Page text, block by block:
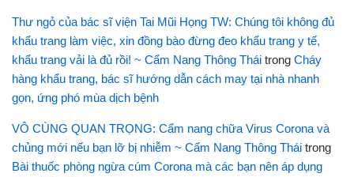
Thư ngỏ của bác sĩ viện Tai Mũi Họng TW: Chúng tôi không đủ
khẩu trang làm việc, xin đồng bào đừng đeo khẩu trang y tế,
khẩu trang vải là đủ rồi! ~ Cẩm Nang Thông Thái trong Cháy
hàng khẩu trang, bác sĩ hướng dẫn cách may tại nhà nhanh
gọn, ứng phó mùa dịch bệnh
VÔ CÙNG QUAN TRỌNG: Cẩm nang chữa Virus Corona và
chủng mới nếu bạn lỡ bị nhiễm ~ Cẩm Nang Thông Thái trong
Bài thuốc phòng ngừa cúm Corona mà các bạn nên áp dụng